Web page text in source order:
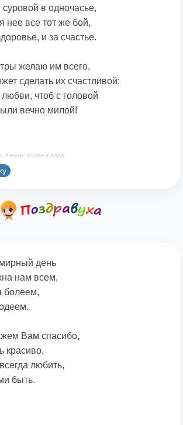
в одночасье,
нее все тот же бой,
и за счастье.
желаю им всего,
сделать их счастливой:
чтоб с головой
вечно милой!
Автор: Костен КавА
день
нам всем,
болеем,
Вам спасибо,
красиво.
любить,
быть.